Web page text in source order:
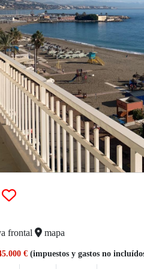
frontal mapa
€ (impuestos y gastos no